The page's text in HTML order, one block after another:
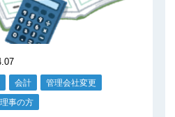
会計 管理会社変更
事の方